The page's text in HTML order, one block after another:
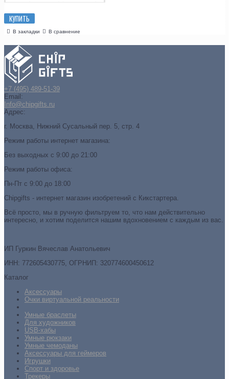
КУПИТЬ
В закладки В сравнение
+7 (495) 489-51-39
Email:
Info@chipgifts.ru
Адрес:
г. Москва, Нижний Сусальный пер. 5, стр. 4
Режим работы интернет магазина:
Без выходных с 9:00 до 21:00
Режим работы офиса:
Пн-Пт с 9:00 до 18:00
Chipgifts - интернет магазин изобретений с Кикстартера.
Всё просто, мы в ручную фильтруем то, что нам действительно
интересно, и хотим поделится нашим вдохновением с каждым из вас.
ИП Гуркин Вячеслав Анатольевич
ИНН: 772605430775, ОГРНИП: 320774600450612
Каталог
Аксессуары
Очки виртуальной реальности
Умные браслеты
Для художников
USB-хабы
Умные рюкзаки
Умные чемоданы
Аксессуары для геймеров
Игрушки
Спорт и здоровье
Трекеры